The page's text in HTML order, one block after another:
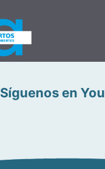
Síguenos en